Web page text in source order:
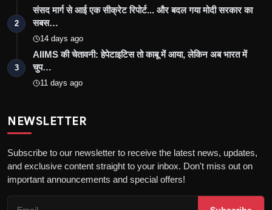
2
संसद मार्ग से आई एक सीक्रेट रिपोर्ट... और बदल गया मोदी सरकार का
सबस…
14 days ago
3
AIIMS की चेतावनी: हेपेटाइटिस तो काबू में आया, लेकिन अब भारत में
चुप…
11 days ago
NEWSLETTER
Subscribe to our newsletter to receive the latest news, updates,
and exclusive content straight to your inbox. Don't miss out on
important announcements and special offers!